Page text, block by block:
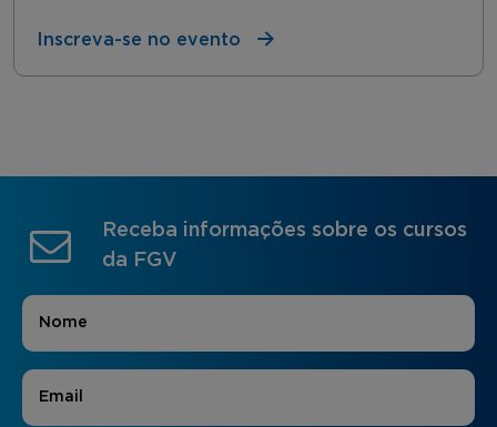
Inscreva-se no evento
Receba informações sobre os cursos
da FGV
Nome
E-mail